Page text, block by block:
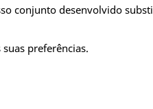
conjunto desenvolvido
preferências.